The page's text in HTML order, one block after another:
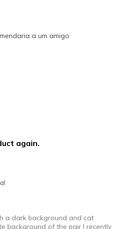
true to width
true to size
a um amigo
again.
a dark background and cat
background of the pair I recently